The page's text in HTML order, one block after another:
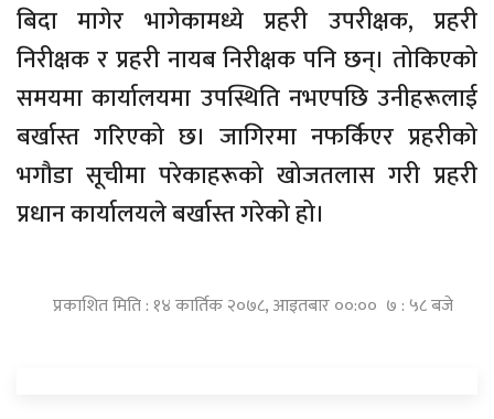
बिदा मागेर भागेकामध्ये प्रहरी उपरीक्षक, प्रहरी
निरीक्षक र प्रहरी नायब निरीक्षक पनि छन्। तोकिएको
समयमा कार्यालयमा उपस्थिति नभएपछि उनीहरूलाई
बर्खास्त गरिएको छ। जागिरमा नफर्किएर प्रहरीको
भगौडा सूचीमा परेकाहरूको खोजतलास गरी प्रहरी
प्रधान कार्यालयले बर्खास्त गरेको हो।
प्रकाशित मिति : १४ कार्तिक २०७८, आइतबार ००:०० ७ : ५८ बजे